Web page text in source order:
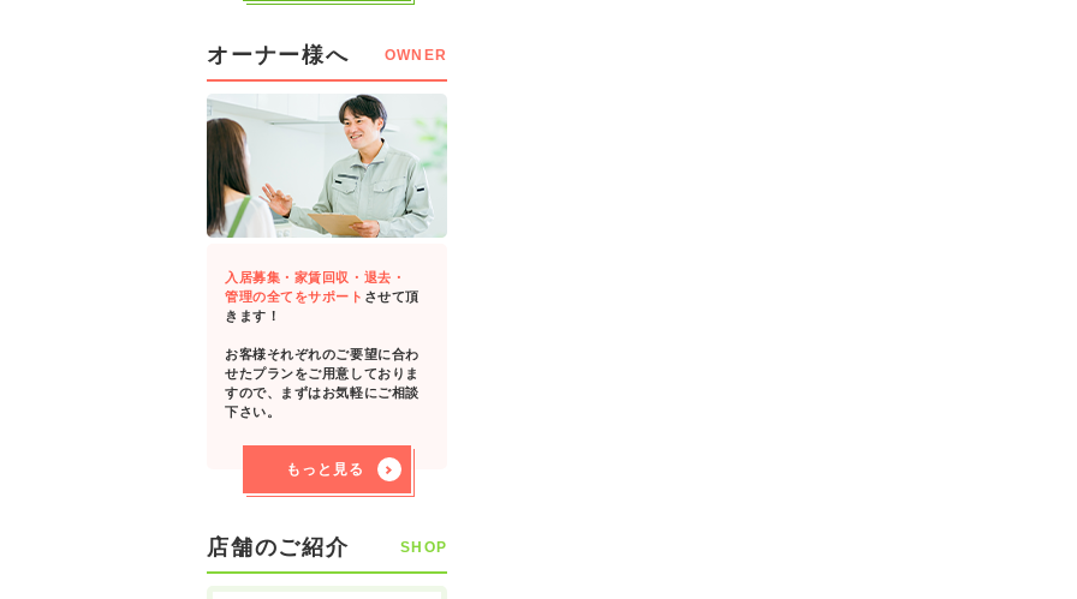
オーナー様へ OWNER
入居募集・家賃回収・退去・
管理の全てをサポート させて頂
きます！
お客様それぞれのご要望に合わ
せたプランをご用意しておりま
すので、まずはお気軽にご相談
下さい。
もっと見る
店舗のご紹介 SHOP